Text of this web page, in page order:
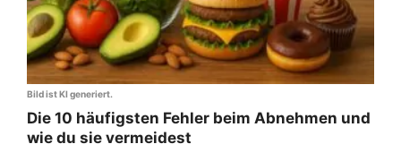
Bild ist KI generiert.
Die 10 häufigsten Fehler beim Abnehmen und
wie du sie vermeidest